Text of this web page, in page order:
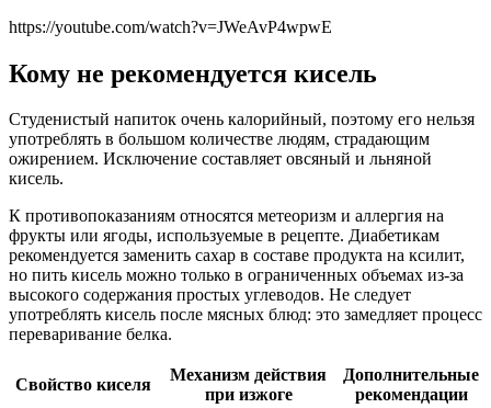
https://youtube.com/watch?v=JWeAvP4wpwE
Кому не рекомендуется кисель
Студенистый напиток очень калорийный, поэтому его нельзя
употреблять в большом количестве людям, страдающим
ожирением. Исключение составляет овсяный и льняной
кисель.
К противопоказаниям относятся метеоризм и аллергия на
фрукты или ягоды, используемые в рецепте. Диабетикам
рекомендуется заменить сахар в составе продукта на ксилит,
но пить кисель можно только в ограниченных объемах из-за
высокого содержания простых углеводов. Не следует
употреблять кисель после мясных блюд: это замедляет процесс
переваривание белка.
Свойство киселя
Механизм действия
при изжоге
Дополнительные
рекомендации